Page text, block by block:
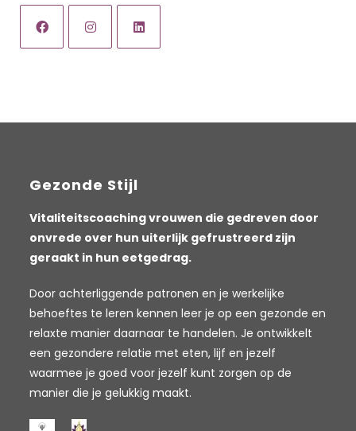
Gezonde Stijl
Vitaliteitscoaching vrouwen die gedreven door
onvrede over hun uiterlijk gefrustreerd zijn
geraakt in hun eetgedrag.
Door achterliggende patronen en je werkelijke
behoeftes te leren kennen leer je op een gezonde en
relaxte manier daarnaar te handelen. Je ontwikkelt
een gezondere relatie met eten, lijf en jezelf
waarmee je goed voor jezelf kunt zorgen op de
manier die je gelukkig maakt.